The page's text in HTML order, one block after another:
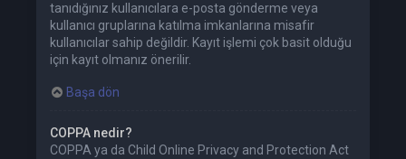
tanıdığınız kullanıcılara e-posta gönderme veya
kullanıcı gruplarına katılma imkanlarına misafir
kullanıcılar sahip değildir. Kayıt işlemi çok basit olduğu
için kayıt olmanız önerilir.
Başa dön
COPPA nedir?
COPPA ya da Child Online Privacy and Protection Act